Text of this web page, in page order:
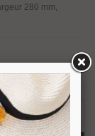
280 mm,